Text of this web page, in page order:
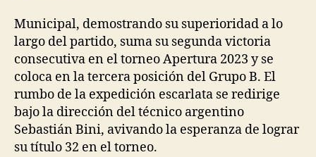
Municipal, demostrando su superioridad a lo
largo del partido, suma su segunda victoria
consecutiva en el torneo Apertura 2023 y se
coloca en la tercera posición del Grupo B. El
rumbo de la expedición escarlata se redirige
bajo la dirección del técnico argentino
Sebastián Bini, avivando la esperanza de lograr
su título 32 en el torneo.